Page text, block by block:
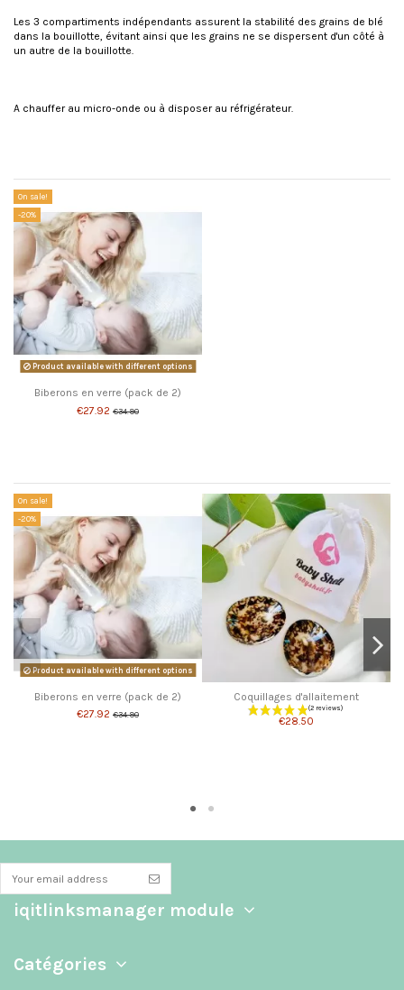
Les 3 compartiments indépendants assurent la stabilité des grains de blé
dans la bouillotte, évitant ainsi que les grains ne se dispersent d'un côté à
un autre de la bouillotte.
A chauffer au micro-onde ou à disposer au réfrigérateur.
On sale!
-20%
Product available with different options
Biberons en verre (pack de 2)
€27.92 €34.90
On sale!
-20%
Product available with different options
Biberons en verre (pack de 2)
€27.92 €34.90
Coquillages d'allaitement
€28.50
iqitlinksmanager module
Catégories